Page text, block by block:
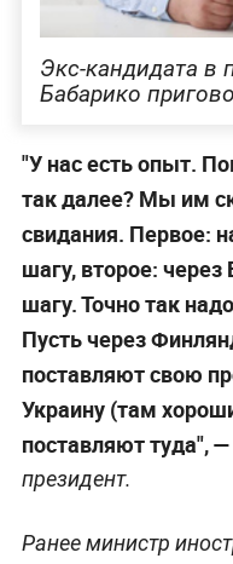
Экс-кандидата в
Бабарико
"У нас есть опыт.
так далее? Мы им
свидания. Первое:
шагу, второе:
шагу. Точно так
Пусть через
поставляют свою
Украину (там
поставляют туда", —
президент.
Ранее министр